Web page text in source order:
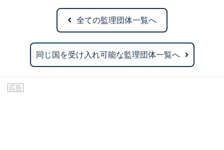
全ての監理団体一覧へ
同じ国を受け入れ可能な監理団体一覧へ
広告